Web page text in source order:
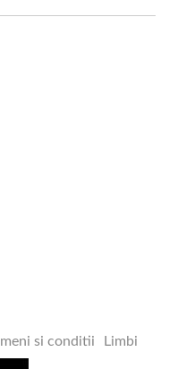
si conditii Limbi